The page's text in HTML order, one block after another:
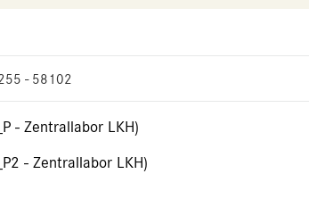
- 58102
- Zentrallabor LKH)
- Zentrallabor LKH)